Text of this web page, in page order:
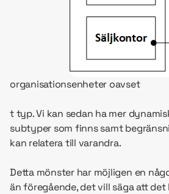
organisationsenheter oavset
t typ. Vi kan sedan ha mer
subtyper som finns samt
kan relatera till varandra.
Detta mönster har möjligen en
än föregående, det vill säga att